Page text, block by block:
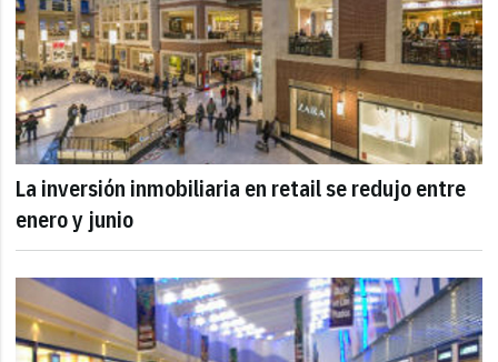
La inversión inmobiliaria en retail se redujo entre
enero y junio